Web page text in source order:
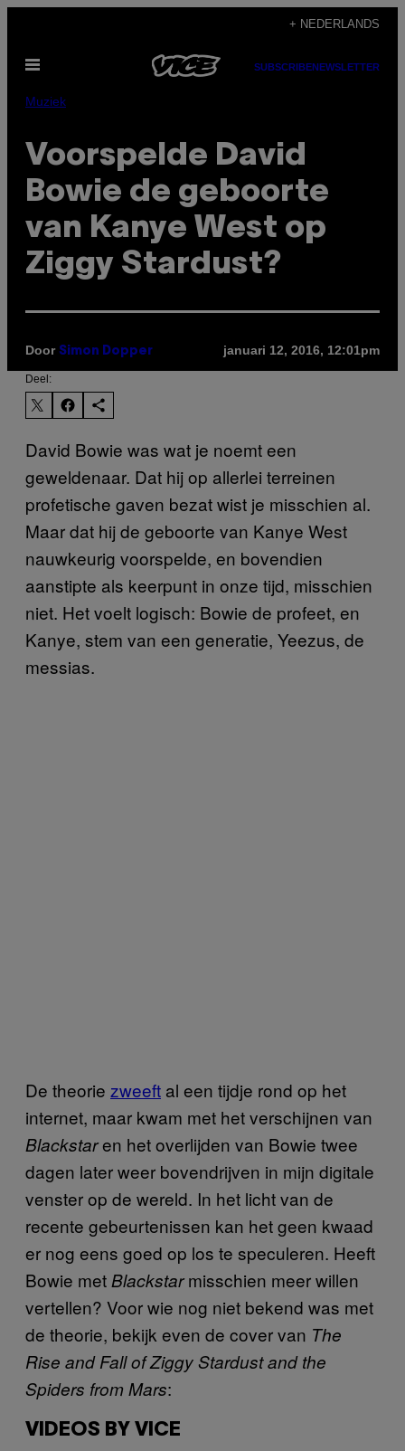
de
inhoud
+ NEDERLANDS
Open
SUBSCRIBENEWSLETTER
Muziek
Voorspelde David
Bowie de geboorte
van Kanye West op
Ziggy Stardust?
Door Simon Dopper januari 12, 2016, 12:01pm
Deel:
David Bowie was wat je noemt een
geweldenaar. Dat hij op allerlei terreinen
profetische gaven bezat wist je misschien al.
Maar dat hij de geboorte van Kanye West
nauwkeurig voorspelde, en bovendien
aanstipte als keerpunt in onze tijd, misschien
niet. Het voelt logisch: Bowie de profeet, en
Kanye, stem van een generatie, Yeezus, de
messias.
De theorie zweeft al een tijdje rond op het
internet, maar kwam met het verschijnen van
Blackstaren het overlijden van Bowie twee
dagen later weer bovendrijven in mijn digitale
venster op de wereld. In het licht van de
recente gebeurtenissen kan het geen kwaad
er nog eens goed op los te speculeren. Heeft
Bowie met Blackstarmisschien meer willen
vertellen? Voor wie nog niet bekend was met
de theorie, bekijk even de cover van The
Rise and Fall of Ziggy Stardust and the
Spiders from Mars:
VIDEOS BY VICE